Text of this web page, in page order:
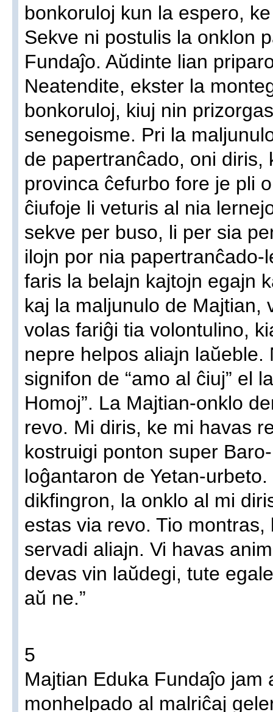
bonkoruloj kun la espero,
Sekve ni postulis la onklon
Fundaĵo. Aŭdinte lian
Neatendite, ekster la
bonkoruloj, kiuj nin
senegoisme. Pri la
de papertranĉado, oni diris,
provinca ĉefurbo fore je pli
ĉiufoje li veturis al nia
sekve per buso, li per sia
ilojn por nia
faris la belajn kajtojn egajn
kaj la maljunulo de Majtian,
volas fariĝi tia volontulino,
nepre helpos aliajn
signifon de “amo al ĉiuj” el
Homoj”. La Majtian-onklo
revo. Mi diris, ke mi havas
kostruigi ponton super
loĝantaron de Yetan-
dikfingron, la onklo al mi
estas via revo. Tio
servadi aliajn. Vi havas
devas vin laŭdegi, tute
aŭ ne.”
5
Majtian Eduka Fundaĵo jam
monhelpado al malriĉaj